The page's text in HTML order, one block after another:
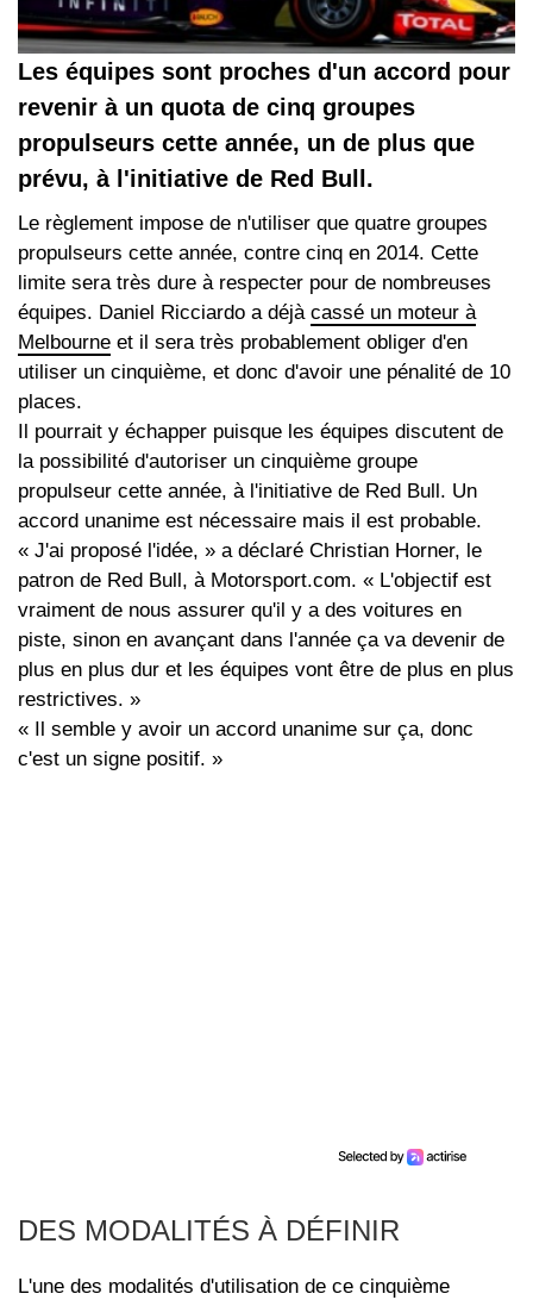
Les équipes sont proches d'un accord pour
revenir à un quota de cinq groupes
propulseurs cette année, un de plus que
prévu, à l'initiative de Red Bull.
Le règlement impose de n'utiliser que quatre groupes
propulseurs cette année, contre cinq en 2014. Cette
limite sera très dure à respecter pour de nombreuses
équipes. Daniel Ricciardo a déjà cassé un moteur à
Melbourne et il sera très probablement obliger d'en
utiliser un cinquième, et donc d'avoir une pénalité de 10
places.
Il pourrait y échapper puisque les équipes discutent de
la possibilité d'autoriser un cinquième groupe
propulseur cette année, à l'initiative de Red Bull. Un
accord unanime est nécessaire mais il est probable.
« J'ai proposé l'idée, » a déclaré Christian Horner, le
patron de Red Bull, à Motorsport.com. « L'objectif est
vraiment de nous assurer qu'il y a des voitures en
piste, sinon en avançant dans l'année ça va devenir de
plus en plus dur et les équipes vont être de plus en plus
restrictives. »
« Il semble y avoir un accord unanime sur ça, donc
c'est un signe positif. »
DES MODALITÉS À DÉFINIR
L'une des modalités d'utilisation de ce cinquième